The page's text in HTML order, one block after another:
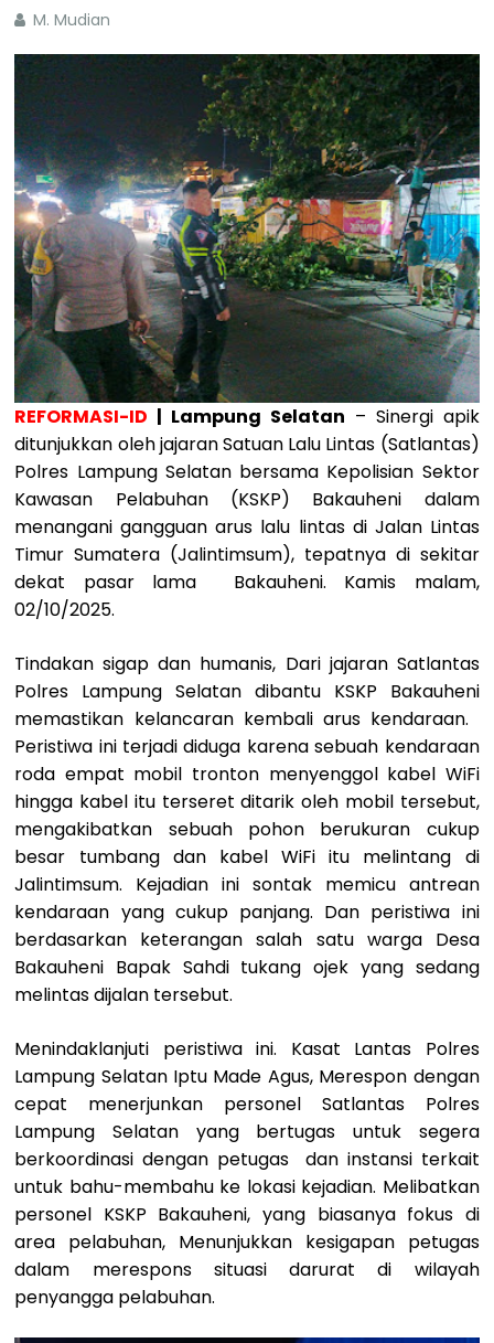
M. Mudian
REFORMASI-ID | Lampung Selatan – Sinergi apik
ditunjukkan oleh jajaran Satuan Lalu Lintas (Satlantas)
Polres Lampung Selatan bersama Kepolisian Sektor
Kawasan Pelabuhan (KSKP) Bakauheni dalam
menangani gangguan arus lalu lintas di Jalan Lintas
Timur Sumatera (Jalintimsum), tepatnya di sekitar
dekat pasar lama Bakauheni. Kamis malam,
02/10/2025.
Tindakan sigap dan humanis, Dari jajaran Satlantas
Polres Lampung Selatan dibantu KSKP Bakauheni
memastikan kelancaran kembali arus kendaraan. ​
Peristiwa ini terjadi diduga karena sebuah kendaraan
roda empat mobil tronton menyenggol kabel WiFi
hingga kabel itu terseret ditarik oleh mobil tersebut,
mengakibatkan sebuah pohon berukuran cukup
besar tumbang dan kabel WiFi itu melintang di
Jalintimsum. Kejadian ini sontak memicu antrean
kendaraan yang cukup panjang. Dan peristiwa ini
berdasarkan keterangan salah satu warga Desa
Bakauheni Bapak Sahdi tukang ojek yang sedang
melintas dijalan tersebut.
​Menindaklanjuti peristiwa ini. Kasat Lantas Polres
Lampung Selatan Iptu Made Agus, Merespon dengan
cepat menerjunkan personel Satlantas Polres
Lampung Selatan yang bertugas untuk segera
berkoordinasi dengan petugas dan instansi terkait
untuk bahu-membahu ke lokasi kejadian. Melibatkan
personel KSKP Bakauheni, yang biasanya fokus di
area pelabuhan, Menunjukkan kesigapan petugas
dalam merespons situasi darurat di wilayah
penyangga pelabuhan.